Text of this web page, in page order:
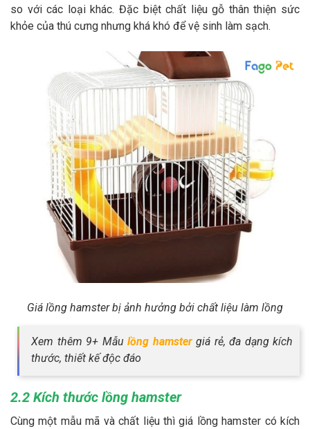
so với các loại khác. Đặc biệt chất liệu gỗ thân thiện sức
khỏe của thú cưng nhưng khá khó để vệ sinh làm sạch.
Giá lồng hamster bị ảnh hưởng bởi chất liệu làm lồng
Xem thêm 9+ Mẫu lồng hamstergiá rẻ, đa dạng kích
thước, thiết kế độc đáo
2.2 Kích thước lồng hamster
Cùng một mẫu mã và chất liệu thì giá lồng hamster có kích